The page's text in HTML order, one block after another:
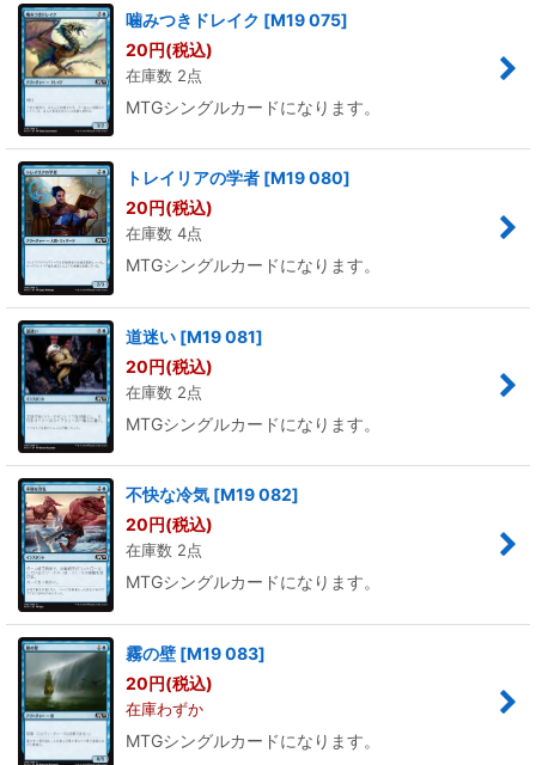
噛みつきドレイク [M19 075]
20円(税込)
在庫数 2点
MTGシングルカードになります。
トレイリアの学者 [M19 080]
20円(税込)
在庫数 4点
MTGシングルカードになります。
道迷い [M19 081]
20円(税込)
在庫数 2点
MTGシングルカードになります。
不快な冷気 [M19 082]
20円(税込)
在庫数 2点
MTGシングルカードになります。
霧の壁 [M19 083]
20円(税込)
在庫わずか
MTGシングルカードになります。